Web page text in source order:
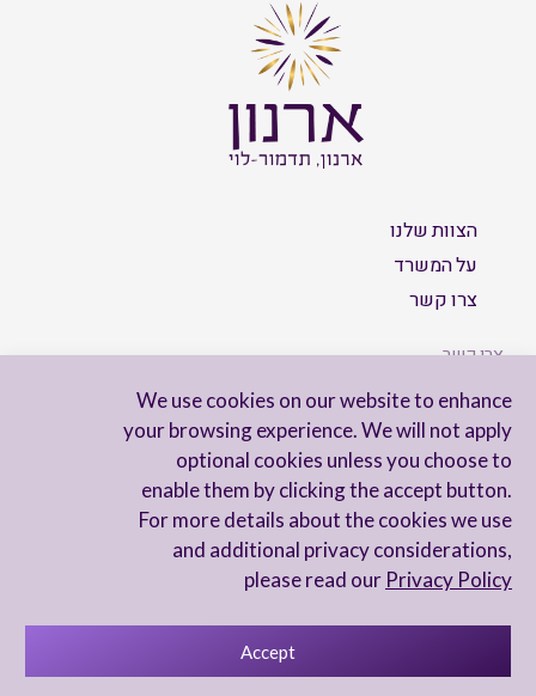
We use cookies on our website to enhance
your browsing experience. We will not apply
optional cookies unless you choose to
enable them by clicking the accept button.
For more details about the cookies we use
and additional privacy considerations,
please read our Privacy Policy
Accept
הצוות שלנו
על המשרד
צרו קשר
צרו קשר
הישארו מעודכנים
מדיניות פרטיות הצהרת נגישות